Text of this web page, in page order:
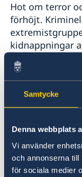
Samtycke
Denna webbplats
Vi använder
och annonserna till
för sociala medier
Akut hjälp
Pass utomlands
Ambassadens
Aktuella
Allmänna
Terrorism
In- och
Lokala lagar och
Kriminalitet och
Resa i landet
Service för
Hot om terror
förhöjt.
kidnappningar
Svenska
anvisningar
förändras. Vid
inbjudande
eventuella